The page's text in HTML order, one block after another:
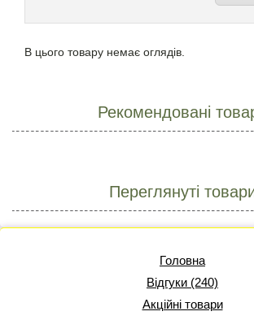
В цього товару немає оглядів.
Рекомендовані
Переглянуті
Головна
Відгуки (240)
Акційні товари